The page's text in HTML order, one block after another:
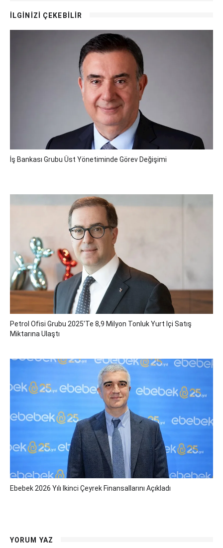
İLGİNİZİ ÇEKEBİLİR
İş Bankası Grubu Üst Yönetiminde Görev Değişimi
Petrol Ofisi Grubu 2025'te 8,9 Milyon Tonluk Yurt Içi Satış
Miktarına Ulaştı
Ebebek 2026 Yılı Ikinci Çeyrek Finansallarını Açıkladı
YORUM YAZ